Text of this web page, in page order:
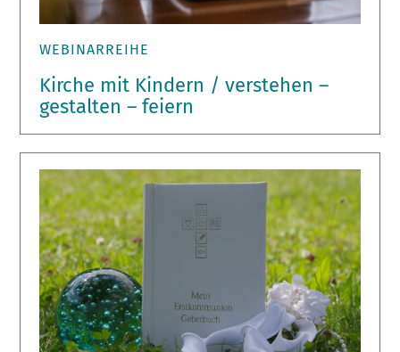
WEBINARREIHE
Kirche mit Kindern / verstehen –
gestalten – feiern